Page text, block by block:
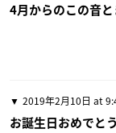
4月からのこの音と
2019年2月10日 at
お誕生日おめでと